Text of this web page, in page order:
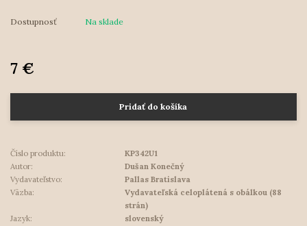
Dostupnosť Na sklade
7 €
Pridať do košíka
Číslo produktu:
KP342U1
Autor:
Dušan Konečný
Vydavateľstvo:
Pallas Bratislava
Väzba:
Vydavateľská celoplátená s obálkou (88
strán)
Jazyk:
slovenský